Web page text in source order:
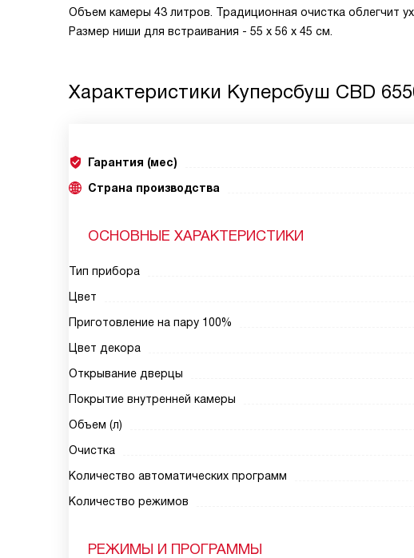
Объем камеры 43 литров. Традиционная очистка облегчит
Размер ниши для встраивания - 55 x 56 x 45 см.
Характеристики Куперсбуш CBD
Гарантия (мес)
Страна производства
ОСНОВНЫЕ ХАРАКТЕРИСТИКИ
Тип прибора
Цвет
Приготовление на пару 100%
Цвет декора
Открывание дверцы
Покрытие внутренней камеры
Объем (л)
Очистка
Количество автоматических программ
Количество режимов
РЕЖИМЫ И ПРОГРАММЫ